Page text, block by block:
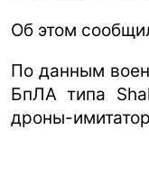
Об этом
По данным
БпЛА типа
дроны-